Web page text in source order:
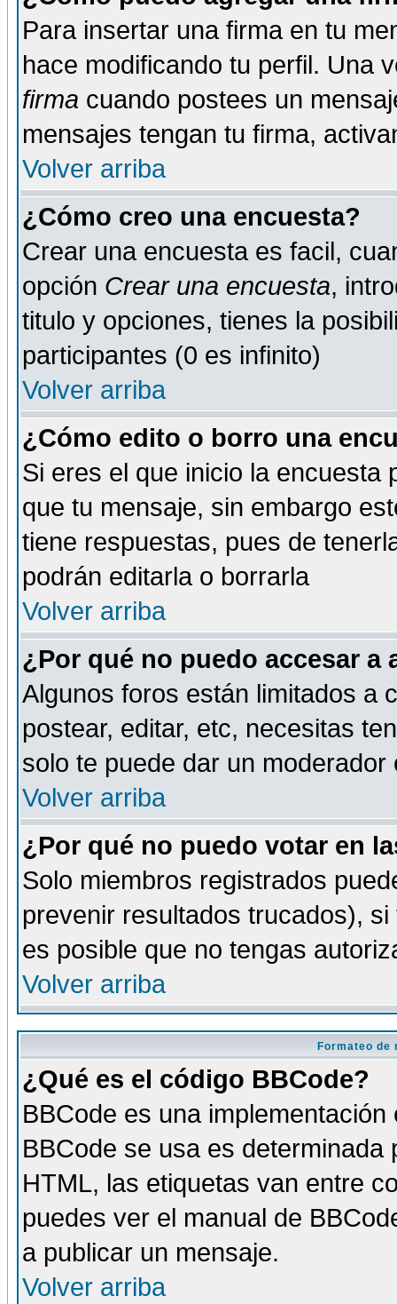
Para insertar una firma en tu
hace modificando tu perfil. Una
firma cuando postees un
mensajes tengan tu firma,
Volver arriba
¿Cómo creo una encuesta?
Crear una encuesta es facil,
opción Crear una encuesta,
titulo y opciones, tienes la
participantes (0 es infinito)
Volver arriba
¿Cómo edito o borro una
Si eres el que inicio la encuesta
que tu mensaje, sin embargo
tiene respuestas, pues de
podrán editarla o borrarla
Volver arriba
¿Por qué no puedo accesar a
Algunos foros están limitados a
postear, editar, etc, necesitas
solo te puede dar un
Volver arriba
¿Por qué no puedo votar en
Solo miembros registrados
prevenir resultados trucados),
es posible que no tengas
Volver arriba
Formateo de
¿Qué es el código BBCode?
BBCode es una
BBCode se usa es
HTML, las etiquetas van entre
puedes ver el manual de
a publicar un mensaje.
Volver arriba